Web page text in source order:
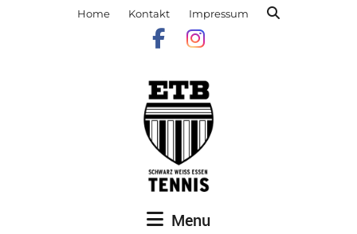
Home Kontakt Impressum
Menu